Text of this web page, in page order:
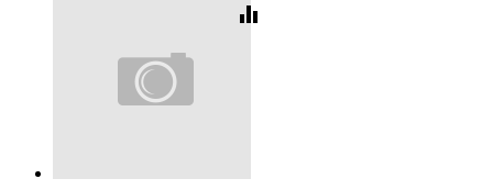
equalizer